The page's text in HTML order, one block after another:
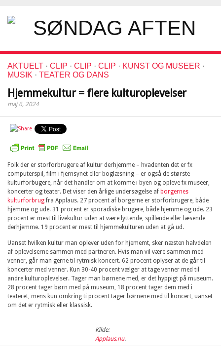
AKTUELT · CLIP · CLIP · CLIP · KUNST OG MUSEER ·
MUSIK · TEATER OG DANS
Hjemmekultur = flere kulturoplevelser
maj 6, 2024
Folk der er storforbrugere af kultur derhjemme – hvadenten det er fx
computerspil, film i fjernsynet eller boglæsning – er også de største
kulturforbugere, når det handler om at komme i byen og opleve fx museer,
koncerter og teater. Det viser den årlige undersøgelse af borgernes
kulturforbrugfra Applaus. 27 procent af borgerne er storforbrugere, både
hjemme og ude. 31 procent er sporadiske brugere, både hjemme og ude. 23
procent er mest til livekultur uden at være lyttende, spillende eller læsende
derhjemme. 19 procent er mest til hjemmekulturen uden at gå ud.
Uanset hvilken kultur man oplever uden for hjememt, sker næsten halvdelen
af oplevelserne sammen med partneren. Hvis man vil være sammen med
venner, går man gerne til rytmisk koncert. 62 procent oplyser at de går til
koncerter med venner. Kun 30-40 procent vælger at tage venner med til
andre kulturoplevelser. Tager man børnene med, er det hyppigt på museum.
28 procent tager børn med på museum, 18 procent tager dem med i
teateret, mens kun omkring ti procent tager børnene med til koncert, uanset
om det er rytmisk eller klassisk.
Kilde:
Applaus.nu.